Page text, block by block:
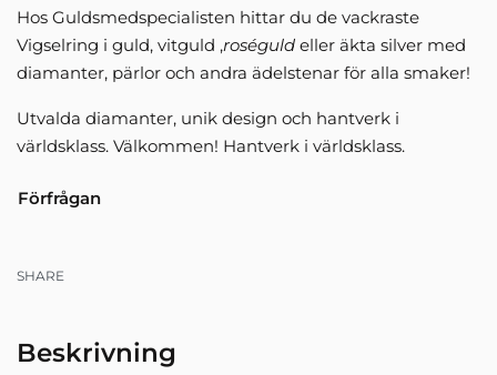
Hos Guldsmedspecialisten hittar du de vackraste
Vigselring i guld, vitguld ,roséguld eller äkta silver med
diamanter, pärlor och andra ädelstenar för alla smaker!
Utvalda diamanter, unik design och hantverk i
världsklass. Välkommen! Hantverk i världsklass.
Förfrågan
SHARE
Beskrivning